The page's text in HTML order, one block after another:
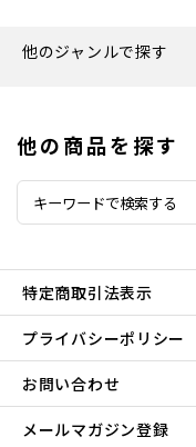
他のジャンルで探す
他の商品を探す
特定商取引法表示
プライバシーポリシー
お問い合わせ
メールマガジン登録